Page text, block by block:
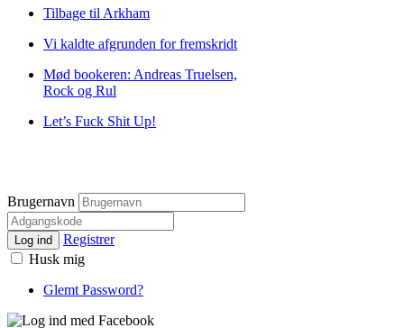
Tilbage til Arkham
Vi kaldte afgrunden for fremskridt
Mød bookeren: Andreas Truelsen,
Rock og Rul
Let’s Fuck Shit Up!
Brugernavn
Log ind
Registrer
Husk mig
Glemt Password?